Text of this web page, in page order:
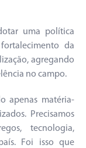
uma política
da
agregando
no campo.
apenas matéria-
Precisamos
tecnologia,
Foi isso que